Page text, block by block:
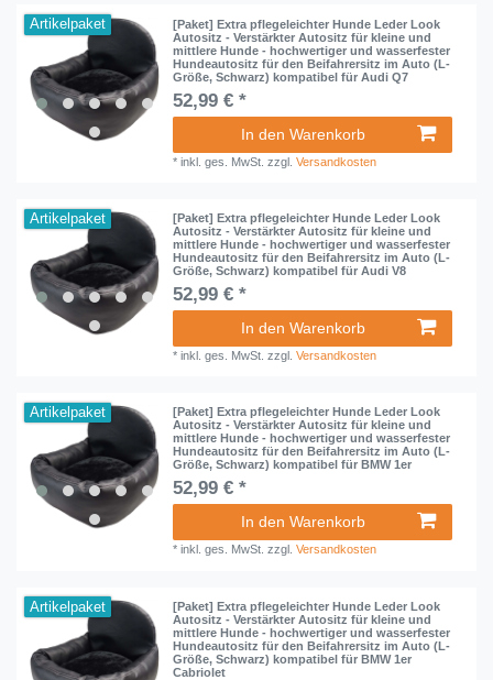
Artikelpaket
[Paket] Extra pflegeleichter Hunde Leder Look
Autositz - Verstärkter Autositz für kleine und
mittlere Hunde - hochwertiger und wasserfester
Hundeautositz für den Beifahrersitz im Auto (L-
Größe, Schwarz) kompatibel für Audi Q7
52,99 € *
In den Warenkorb
*inkl. ges. MwSt. zzgl.Versandkosten
Artikelpaket
[Paket] Extra pflegeleichter Hunde Leder Look
Autositz - Verstärkter Autositz für kleine und
mittlere Hunde - hochwertiger und wasserfester
Hundeautositz für den Beifahrersitz im Auto (L-
Größe, Schwarz) kompatibel für Audi V8
52,99 € *
In den Warenkorb
*inkl. ges. MwSt. zzgl.Versandkosten
Artikelpaket
[Paket] Extra pflegeleichter Hunde Leder Look
Autositz - Verstärkter Autositz für kleine und
mittlere Hunde - hochwertiger und wasserfester
Hundeautositz für den Beifahrersitz im Auto (L-
Größe, Schwarz) kompatibel für BMW 1er
52,99 € *
In den Warenkorb
*inkl. ges. MwSt. zzgl.Versandkosten
Artikelpaket
[Paket] Extra pflegeleichter Hunde Leder Look
Autositz - Verstärkter Autositz für kleine und
mittlere Hunde - hochwertiger und wasserfester
Hundeautositz für den Beifahrersitz im Auto (L-
Größe, Schwarz) kompatibel für BMW 1er
Cabriolet